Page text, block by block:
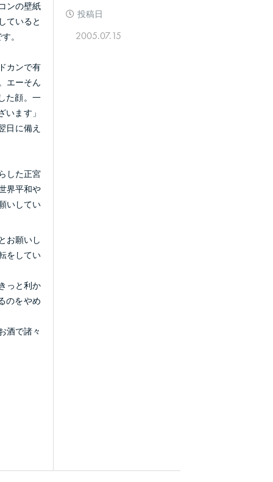
ンの壁紙
ていると
。
カンで有
エーそん
た顔。一
ます」
日に備え
した正宮
界平和や
いしてい
お願いし
をしてい
っと利か
のをやめ
酒で諸々
投稿日
2005.07.15